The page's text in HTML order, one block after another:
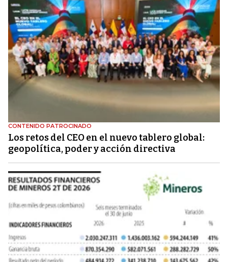
CONTENIDO PATROCINADO
Los retos del CEO en el nuevo tablero global:
geopolítica, poder y acción directiva